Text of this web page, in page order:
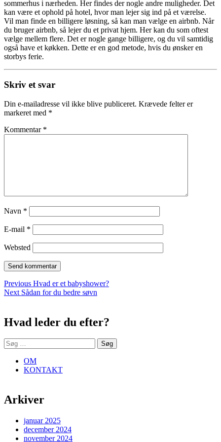
sommerhus i nærheden. Her findes der nogle andre muligheder. Det
kan være et ophold på hotel, hvor man lejer sig ind på et værelse.
Vil man finde en billigere løsning, så kan man vælge en airbnb. Når
du bruger airbnb, så lejer du et privat hjem. Her kan du som oftest
vælge mellem flere. Det er nogle gange billigere, og du vil samtidig
også have et køkken. Dette er en god metode, hvis du ønsker en
storbys ferie.
Skriv et svar
Din e-mailadresse vil ikke blive publiceret. Krævede felter er
markeret med *
Kommentar *
Navn *
E-mail *
Websted
Indlægsnavigation
Previous Previous
post:
Hvad er et babyshower?
Next Next
Sådan for du bedre søvn
Hvad leder du efter?
Søg
efter:
OM
KONTAKT
Arkiver
januar 2025
december 2024
november 2024